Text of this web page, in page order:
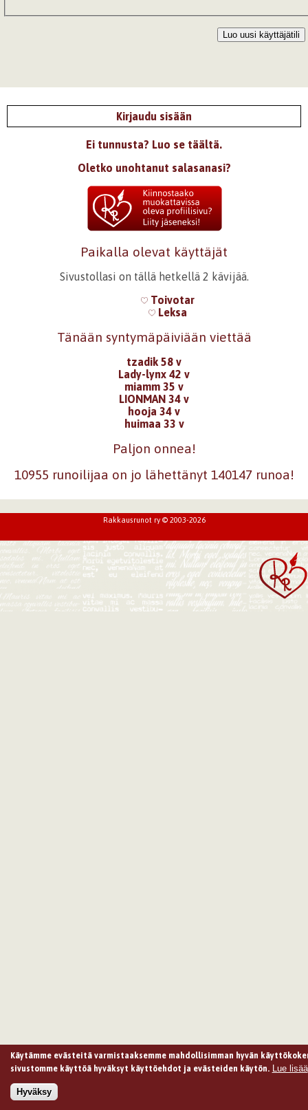
Kirjaudu sisään
Ei tunnusta? Luo se täältä.
Oletko unohtanut salasanasi?
Paikalla olevat käyttäjät
Sivustollasi on tällä hetkellä 2 kävijää.
Toivotar
Leksa
Tänään syntymäpäiviään viettää
tzadik 58 v
Lady-lynx 42 v
miamm 35 v
LIONMAN 34 v
hooja 34 v
huimaa 33 v
Paljon onnea!
10955 runoilijaa on jo lähettänyt 140147 runoa!
Rakkausrunot ry © 2003-2026
Käytämme evästeitä varmistaaksemme mahdollisimman hyvän
sivustomme käyttöä hyväksyt käyttöehdot ja evästeiden käytön. Lue lisää
Hyväksy